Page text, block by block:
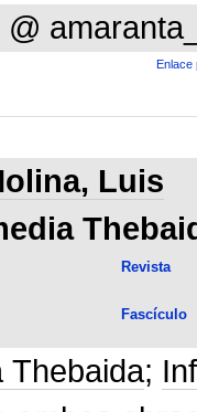
@
Enlace
Luis
Revista
Fascículo
Thebaida;